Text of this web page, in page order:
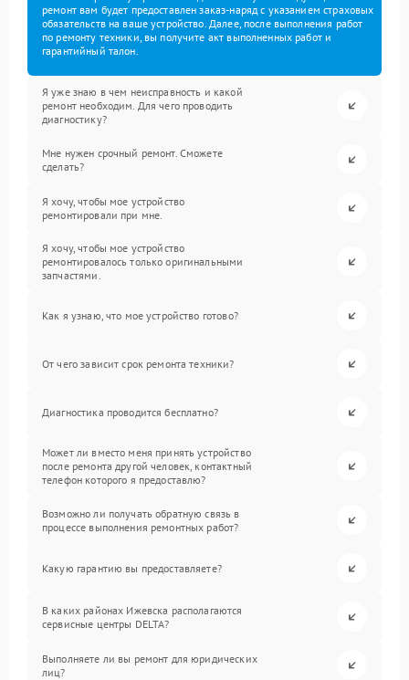
ремонт вам будет предоставлен заказ-наряд с указанием страховых
обязательств на ваше устройство. Далее, после выполнения работ
по ремонту техники, вы получите акт выполненных работ и
гарантийный талон.
Я уже знаю в чем неисправность и какой
ремонт необходим. Для чего проводить
диагностику?
Мне нужен срочный ремонт. Сможете
сделать?
Я хочу, чтобы мое устройство
ремонтировали при мне.
Я хочу, чтобы мое устройство
ремонтировалось только оригинальными
запчастями.
Как я узнаю, что мое устройство готово?
От чего зависит срок ремонта техники?
Диагностика проводится бесплатно?
Может ли вместо меня принять устройство
после ремонта другой человек, контактный
телефон которого я предоставлю?
Возможно ли получать обратную связь в
процессе выполнения ремонтных работ?
Какую гарантию вы предоставляете?
В каких районах Ижевска располагаются
сервисные центры DELTA?
Выполняете ли вы ремонт для юридических
лиц?